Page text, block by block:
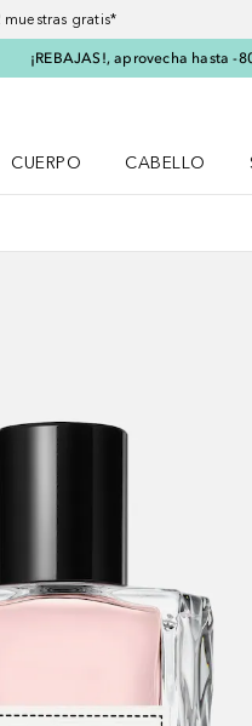
gratis*
¡REBAJAS!, aprovecha hasta
CUERPO
CABELLO